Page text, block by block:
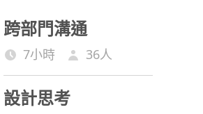
跨部門溝通
7小時 36人
設計思考